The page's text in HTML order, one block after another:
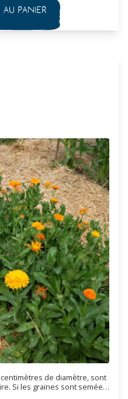
au panier
de diamètre, sont
Si les graines sont semées